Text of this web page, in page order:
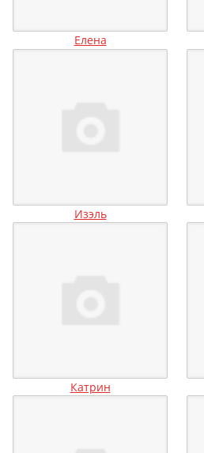
Елена
Изэль
Катрин